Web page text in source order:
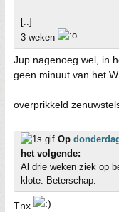
[..]
3 weken
Jup nagenoeg wel, in
geen minuut van het
overprikkeld
Op
het volgende:
Al drie weken ziek op
klote. Beterschap.
Tnx